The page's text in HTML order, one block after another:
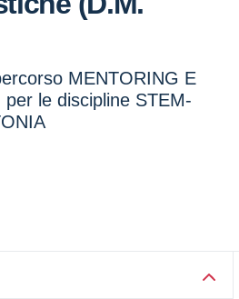
MENTORING E
le discipline STEM-